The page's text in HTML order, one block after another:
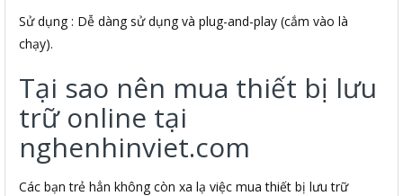
Sử dụng : Dễ dàng sử dụng và plug-and-play (cắm vào là
chạy).
Tại sao nên mua thiết bị lưu
trữ online tại
nghenhinviet.com
Các bạn trẻ hẳn không còn xa lạ việc mua thiết bị lưu trữ